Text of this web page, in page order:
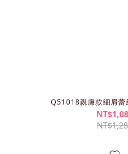
Q51018親膚款細肩蕾